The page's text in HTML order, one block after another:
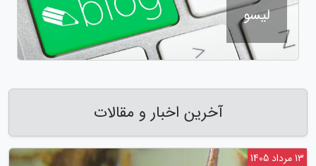
لیسو
آخرین اخبار و مقالات
13 مرداد 1405